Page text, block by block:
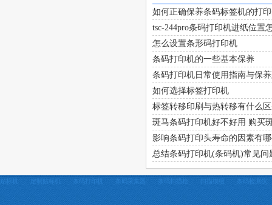
如何正确保养条码标签机的打
tsc-244pro条码打印机进纸位置
怎么设置条形码打印机
条码打印机的一些基本保养
条码打印机日常使用指南与保
如何选择标签打印机
标签转移印刷与热转移有什么
斑马条码打印机好不好用 购买
影响条码打印头寿命的因素有
总结条码打印机(条码机)常见问
贴标机 定制贴标机 条码打印机 条码采集器 条码扫描枪 扫描模组 条码检测仪